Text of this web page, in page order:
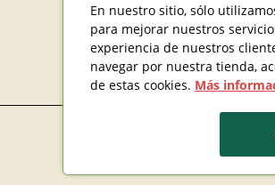
En nuestro sitio, sólo
para mejorar nuestros
experiencia de nuestros
navegar por nuestra tienda,
de estas cookies. Más